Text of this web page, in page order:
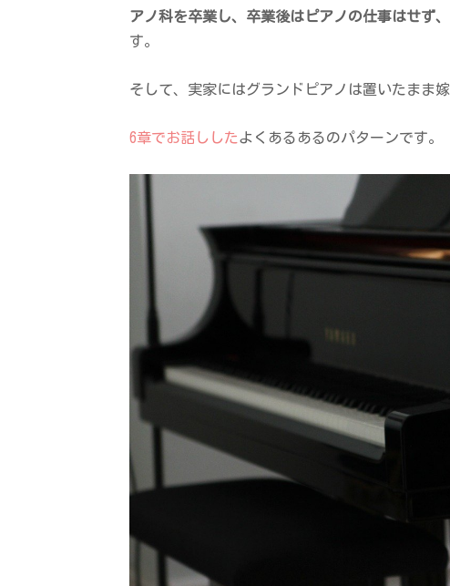
アノ科を卒業し、卒業後はピアノの仕事はせず
す。
そして、実家にはグランドピアノは置いたまま
6章でお話ししたよくあるあるのパターンです。